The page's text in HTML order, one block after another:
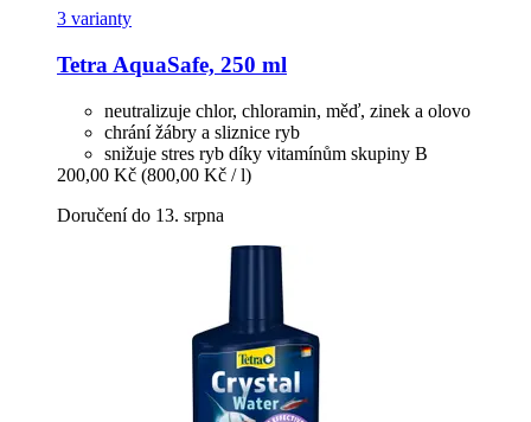
3 varianty
Tetra AquaSafe, 250 ml
neutralizuje chlor, chloramin, měď, zinek a olovo
chrání žábry a sliznice ryb
snižuje stres ryb díky vitamínům skupiny B
200,00 Kč (800,00 Kč / l)
Doručení do 13. srpna